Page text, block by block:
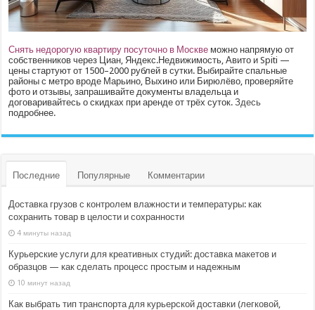
Снять недорогую квартиру посуточно в Москве можно напрямую от
собственников через Циан, Яндекс.Недвижимость, Авито и Spiti —
цены стартуют от 1500–2000 рублей в сутки. Выбирайте спальные
районы с метро вроде Марьино, Выхино или Бирюлёво, проверяйте
фото и отзывы, запрашивайте документы владельца и
договаривайтесь о скидках при аренде от трёх суток.Здесь
подробнее.
Последние Популярные Комментарии
Доставка грузов с контролем влажности и температуры: как
сохранить товар в целости и сохранности
4 минуты назад
Курьерские услуги для креативных студий: доставка макетов и
образцов — как сделать процесс простым и надежным
10 минут назад
Как выбрать тип транспорта для курьерской доставки (легковой,